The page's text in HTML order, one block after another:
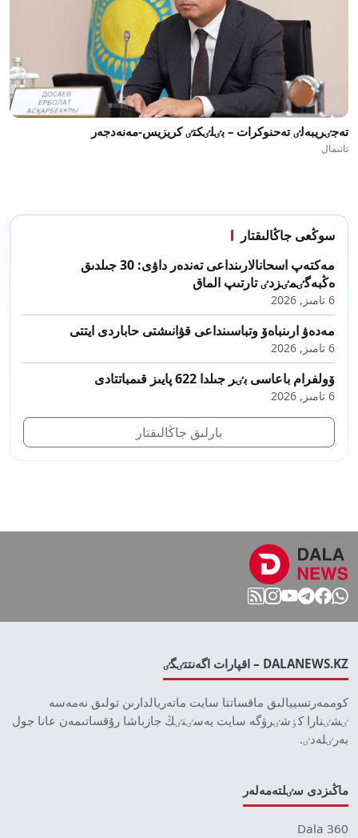
تەجٸريبەلٸ تەحنوكرات – بٸلٸكتٸ كريزيس-مەنەدجەر
تانىمال
سوڭعى جاڭالىقتار
مەكتەپ اسحانالارىنداعى تەندەر داۋى: 30 جىلدىق
ەڭبەگٸمٸزدٸ تارتىپ الماق
6 تامىز, 2026
مەدەۋ ارىنباەۆ وتباسىنداعى قۋانىشتى حاباردى ايتتى
6 تامىز, 2026
ۆولفرام باعاسى بٸر جىلدا 622 پايىز قىمباتتادى
6 تامىز, 2026
بارلىق جاڭالىقتار
DALANEWS.KZ – اقپارات اگەنتتٸگٸ
كوممەرتسييالىق ماقساتتا سايت ماتەريالدارىن تولىق نەمەسە
ٸشٸنارا كٶشٸرۋگە سايت يەسٸنٸڭ جازباشا رۇقساتىمەن عانا جول
بەرٸلەدٸ.
ماڭىزدى سٸلتەمەلەر
Dala 360